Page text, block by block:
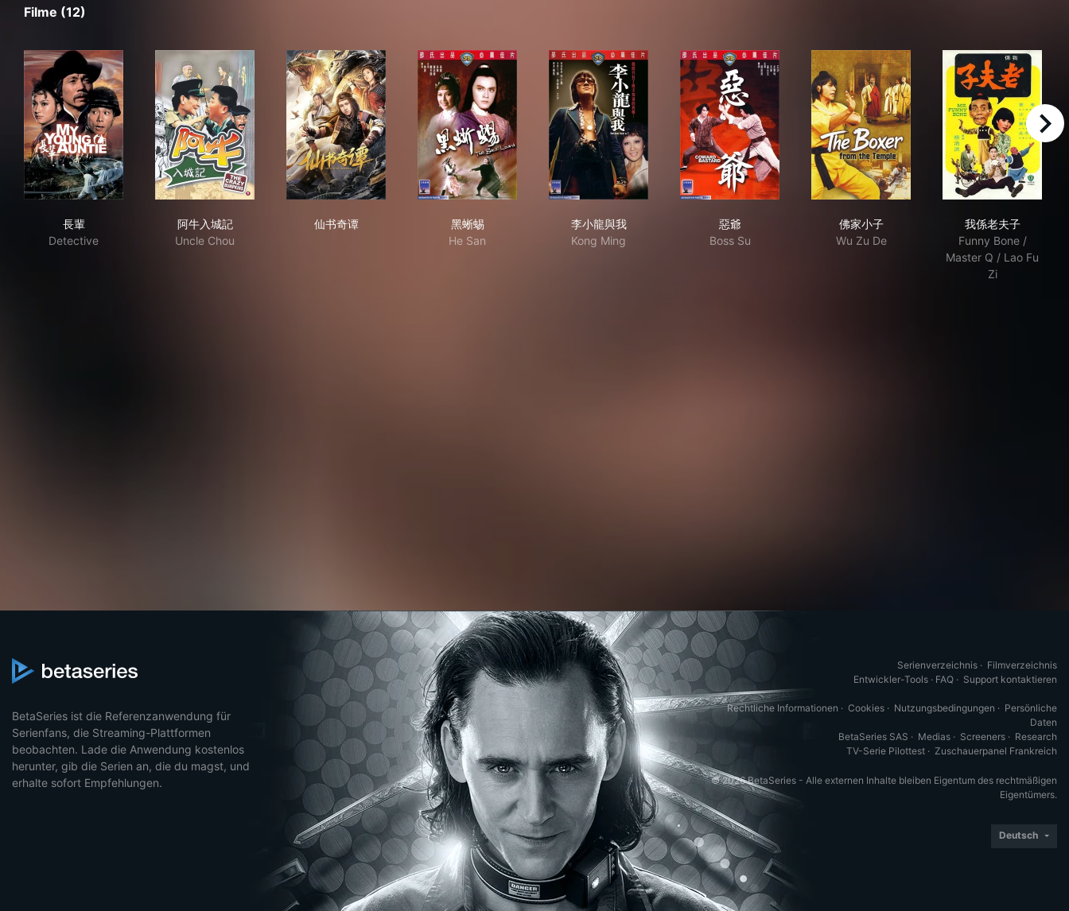
Filme (12)
長輩
Detective
阿牛入城記
Uncle Chou
仙书奇谭
黑蜥蜴
He San
李小龍與我
Kong Ming
惡爺
Boss Su
佛家小子
Wu Zu De
我係老夫子
Funny Bone /
Master Q / Lao Fu
Zi
right
BetaSeries ist die Referenzanwendung für
Serienfans, die Streaming-Plattformen
beobachten. Lade die Anwendung kostenlos
herunter, gib die Serien an, die du magst, und
erhalte sofort Empfehlungen.
Serienverzeichnis · Filmverzeichnis
Entwickler-Tools · FAQ · Support kontaktieren
Rechtliche Informationen · Cookies · Nutzungsbedingungen · Persönliche
Daten
BetaSeries SAS · Medias · Screeners · Research
TV-Serie Pilottest · Zuschauerpanel Frankreich
© 2026 BetaSeries - Alle externen Inhalte bleiben Eigentum des rechtmäßigen
Eigentümers.
Deutsch